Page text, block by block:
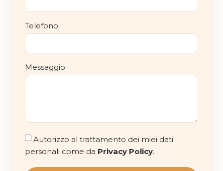
Telefono
Messaggio
Autorizzo al trattamento dei miei dati
personali come da Privacy Policy.